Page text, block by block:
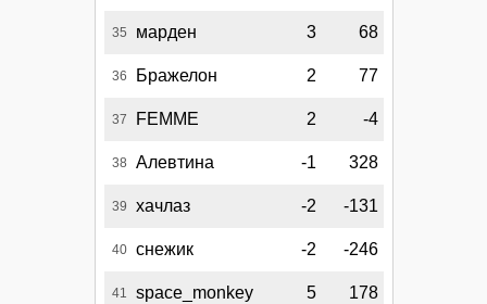
35 марден 3 68
36 Бражелон 2 77
37 FEMME 2 -4
38 Алевтина -1 328
39 хачлаз -2 -131
40 снежик -2 -246
41 space_monkey 5 178